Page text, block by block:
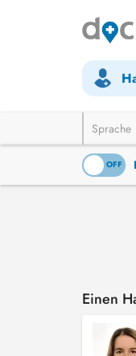
Sprache
OFF
Einen